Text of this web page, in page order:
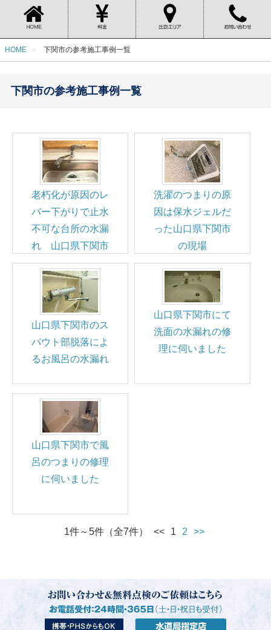
HOME 下関市の参考施工事例一覧
下関市の参考施工事例一覧
老朽化が原因のレ
バー下がりで止水
不可な台所の水漏
れ 山口県下関市
のお客様案件
洗濯のつまりの原
因は保水ジェルだ
った山口県下関市
の現場
山口県下関市のス
パウト部脱落によ
るお風呂の水漏れ
山口県下関市にて
洗面の水漏れの修
理に伺いました
山口県下関市で風
呂のつまりの修理
に伺いました
1件～5件（全7件） << 1 2 >>